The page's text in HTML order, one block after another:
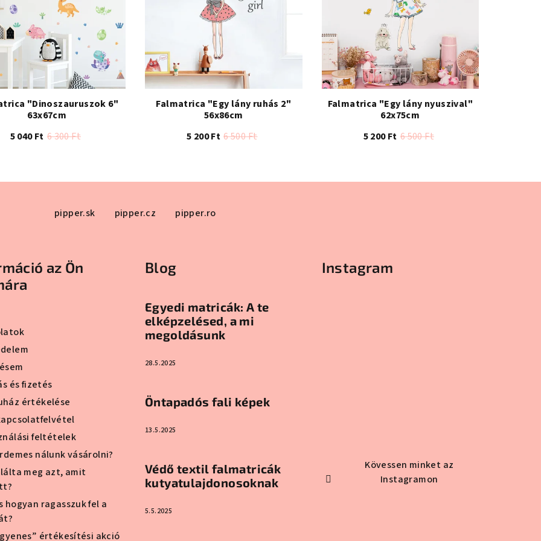
"Dinoszauruszok 6"
63x67cm
5 040 Ft 6 300 Ft
5-
csillag.
Falmatrica "Egy lány ruhás 2"
56x86cm
5 200 Ft 6 500 Ft
Falmatrica "Egy lány nyuszival"
62x75cm
5 200 Ft 6 500 Ft
pipper.sk pipper.cz pipper.ro
az Ön
és fizetés
értékelése
feltételek
nálunk vásárolni?
meg azt, amit
hogyan ragasszuk fel a
értékesítési akció
Blog
Egyedi matricák: A te
elképzelésed, a mi
megoldásunk
28.5.2025
Öntapadós fali képek
13.5.2025
Védő textil falmatricák
kutyatulajdonosoknak
5.5.2025
Instagram
Kövessen minket az
Instagramon